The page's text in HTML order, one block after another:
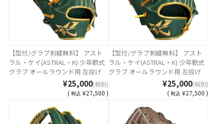
【型付/グラブ刺繍無料】 アスト
ラル・ケイ(ASTRAL・K) 少年軟式
グラブ オールラウンド用 左投げ
RH ダークグリーン ステアレザー
日本製 AST-26JLOH-DGREEN [ 型
付け無料 少年軟式グラブ刺繍1ヶ
所無料(単色のみ)※縁取り・影付
きの場合、1ヶ所+3300円(税込)]
¥25,000(税別)
( 税込 ¥27,500 )
【型付/グラブ刺繍無料】 アスト
ラル・ケイ(ASTRAL・K) 少年軟式
グラブ オールラウンド用 左投げ
RH ダークグリーン ステアレザー
日本製 AST-26JMLH-DGREEN [ 型
付け無料 少年軟式グラブ刺繍1ヶ
所無料(単色のみ)※縁取り・影付
きの場合、1ヶ所+3300円(税込)]
¥25,000(税別)
( 税込 ¥27,500 )